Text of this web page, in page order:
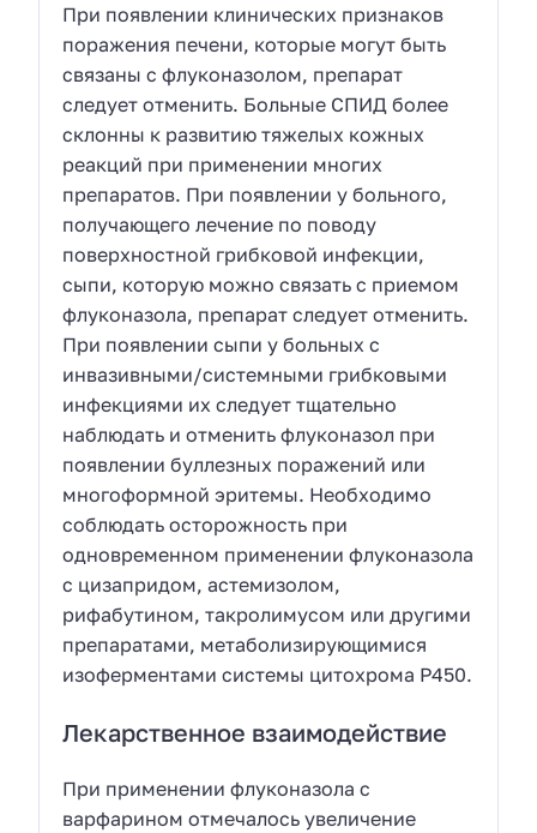
При появлении клинических признаков
поражения печени, которые могут быть
связаны с флуконазолом, препарат
следует отменить. Больные СПИД более
склонны к развитию тяжелых кожных
реакций при применении многих
препаратов. При появлении у больного,
получающего лечение по поводу
поверхностной грибковой инфекции,
сыпи, которую можно связать с приемом
флуконазола, препарат следует отменить.
При появлении сыпи у больных с
инвазивными/системными грибковыми
инфекциями их следует тщательно
наблюдать и отменить флуконазол при
появлении буллезных поражений или
многоформной эритемы. Необходимо
соблюдать осторожность при
одновременном применении флуконазола
с цизапридом, астемизолом,
рифабутином, такролимусом или другими
препаратами, метаболизирующимися
изоферментами системы цитохрома P450.
Лекарственное взаимодействие
При применении флуконазола с
варфарином отмечалось увеличение